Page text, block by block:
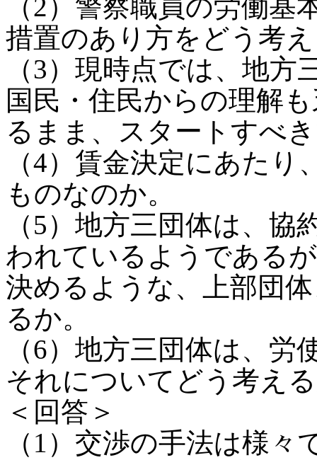
（2）警察職員の労働
措置のあり方をどう考
（3）現時点では、地
国民・住民からの理解
るまま、スタートすべ
（4）賃金決定にあた
ものなのか。
（5）地方三団体は、
われているようである
決めるような、上部団
るか。
（6）地方三団体は、
それについてどう考え
＜回答＞
（1）交渉の手法は様